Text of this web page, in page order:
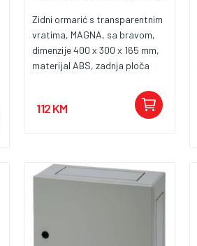
Zidni ormarić s transparentnim
vratima, MAGNA, sa bravom,
dimenzije 400 x 300 x 165 mm,
materijal ABS, zadnja ploča
od udaraca IK08, uporaba
vanjska/unutarnja, standardi
112 KM